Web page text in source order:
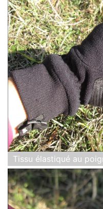
Tissu élastiqué au